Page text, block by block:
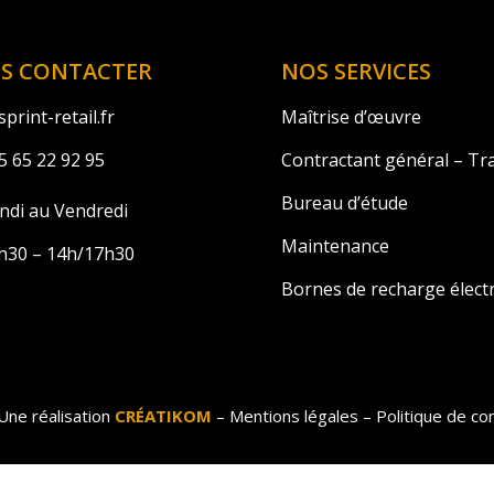
CONTACTER
retail.fr
65 22 92 95
au Vendredi
– 14h/17h30
NOS SERVICES
Maîtrise d’œuvre
Contractant général –
Bureau d’étude
Maintenance
Bornes de recharge
réalisation CRÉATIKOM – Mentions légales – Politique de